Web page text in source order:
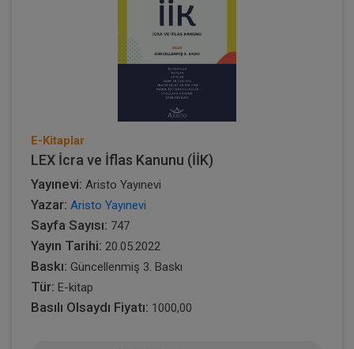
E-Kitaplar
LEX İcra ve İflas Kanunu (İİK)
Yayınevi: Aristo Yayınevi
Yazar: Aristo Yayınevi
Sayfa Sayısı: 747
Yayın Tarihi: 20.05.2022
Baskı: Güncellenmiş 3. Baskı
Tür: E-kitap
Basılı Olsaydı Fiyatı: 1000,00